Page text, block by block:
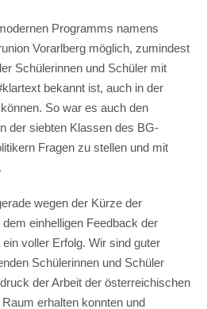
Programms namens
Vorarlberg möglich, zumindest
Schülerinnen und Schüler mit
bekannt ist, auch in der
So war es auch den
der siebten Klassen des BG-
Fragen zu stellen und mit
wegen der Kürze der
einhelligen Feedback der
voller Erfolg. Wir sind guter
Schülerinnen und Schüler
der Arbeit der österreichischen
erhalten konnten und